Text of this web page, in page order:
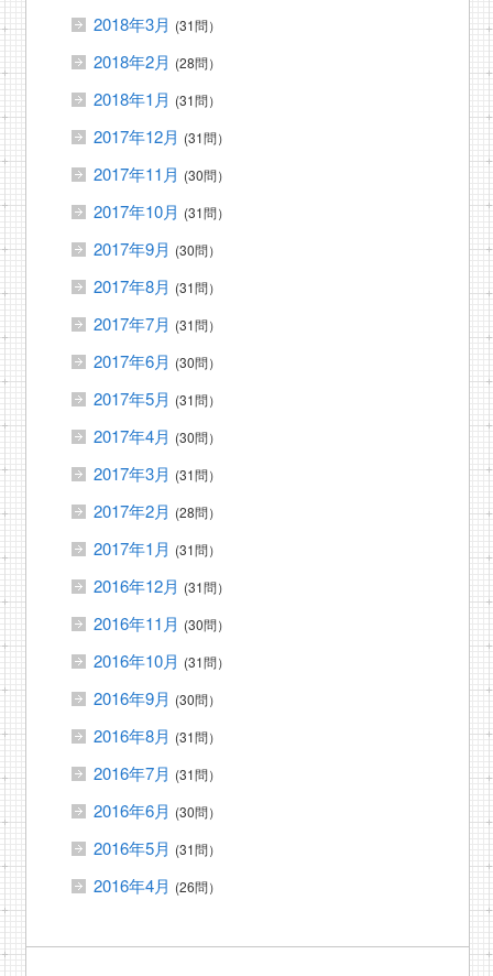
2018年3月 (31問）
2018年2月 (28問）
2018年1月 (31問）
2017年12月 (31問）
2017年11月 (30問）
2017年10月 (31問）
2017年9月 (30問）
2017年8月 (31問）
2017年7月 (31問）
2017年6月 (30問）
2017年5月 (31問）
2017年4月 (30問）
2017年3月 (31問）
2017年2月 (28問）
2017年1月 (31問）
2016年12月 (31問）
2016年11月 (30問）
2016年10月 (31問）
2016年9月 (30問）
2016年8月 (31問）
2016年7月 (31問）
2016年6月 (30問）
2016年5月 (31問）
2016年4月 (26問）